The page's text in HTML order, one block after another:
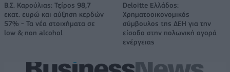
Β.Σ. Καρούλιας: Τζίρος 98,7
εκατ. ευρώ και αύξηση κερδών
57% - Τα νέα στοιχήματα σε
low & non alcohol
Deloitte Ελλάδος:
Χρηματοοικονομικός
σύμβουλος της ΔΕΗ για την
είσοδο στην πολωνική αγορά
ενέργειας